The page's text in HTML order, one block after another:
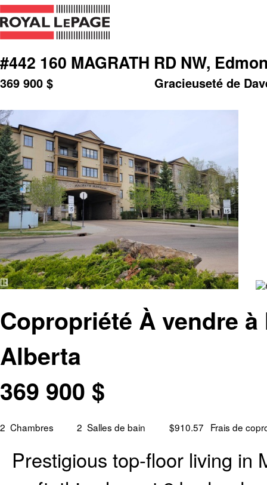
#442 160 MAGRATH RD NW,
Gracieuseté de
369 900 $
Copropriété À vendre
Alberta
369 900 $
2 Chambres 2 Salles de bain $910.57 Frais de
Prestigious top-floor living in